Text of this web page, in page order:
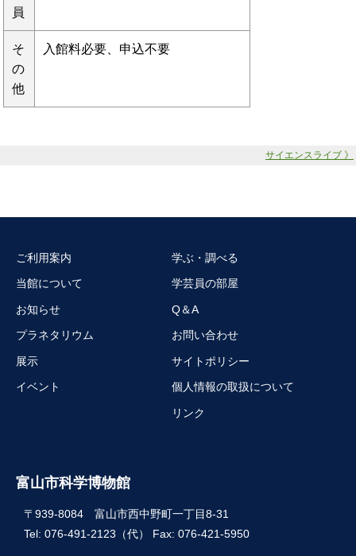
員
そ
の
他
入館料必要、申込不要
サイエンスライブ 》
富山市科学博物館
〒939-8084 富山市西中野町一丁目8-31
Tel: 076-491-2123（代） Fax: 076-421-5950
ご利用案内
当館について
お知らせ
プラネタリウム
展示
イベント
学ぶ・調べる
学芸員の部屋
Q＆A
お問い合わせ
サイトポリシー
個人情報の取扱について
リンク